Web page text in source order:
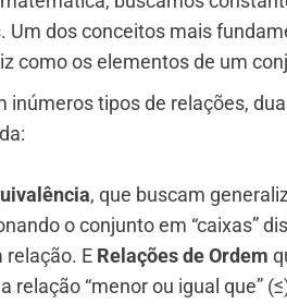
Um dos conceitos mais
como os elementos de um
inúmeros tipos de relações,
, que buscam
o conjunto em “caixas”
relação. E Relações de Ordem
relação “menor ou igual que”